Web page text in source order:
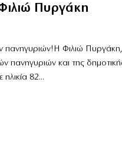
Πυργάκη
πανηγυριών!Η Φιλιώ
πανηγυριών και της
82...